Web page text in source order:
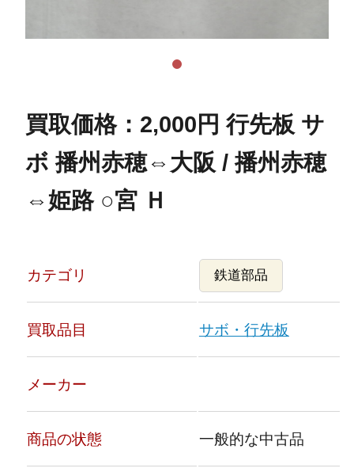
買取価格：2,000円 行先板 サ
ボ 播州赤穂⇔大阪 / 播州赤穂
⇔姫路 ○宮 Ｈ
カテゴリ 鉄道部品
買取品目 サボ・行先板
メーカー
商品の状態 一般的な中古品